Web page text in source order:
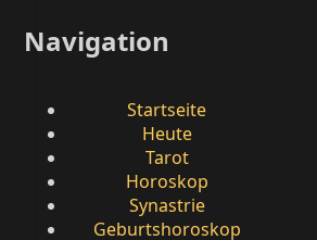
Navigation
Startseite
Heute
Tarot
Horoskop
Synastrie
Geburtshoroskop